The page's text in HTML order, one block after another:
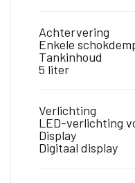
Achtervering
Enkele
Tankinhoud
5 liter
Verlichting
LED-verlichting
Display
Digitaal display